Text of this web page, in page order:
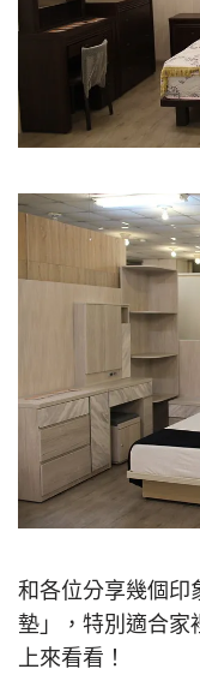
和各位分享幾個印
墊」，特別適合家
上來看看！